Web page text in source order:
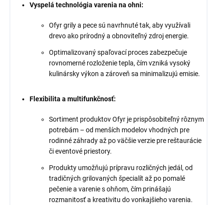
Vyspelá technológia varenia na ohni:
Ofyr grily a pece sú navrhnuté tak, aby využívali
drevo ako prírodný a obnoviteľný zdroj energie.
Optimalizovaný spaľovací proces zabezpečuje
rovnomerné rozloženie tepla, čím vzniká vysoký
kulinársky výkon a zároveň sa minimalizujú emisie.
Flexibilita a multifunkčnosť:
Sortiment produktov Ofyr je prispôsobiteľný rôznym
potrebám – od menších modelov vhodných pre
rodinné záhrady až po väčšie verzie pre reštaurácie
či eventové priestory.
Produkty umožňujú prípravu rozličných jedál, od
tradičných grilovaných špecialít až po pomalé
pečenie a varenie s ohňom, čím prinášajú
rozmanitosť a kreativitu do vonkajšieho varenia.